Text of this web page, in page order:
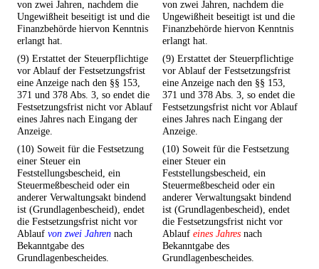
von zwei Jahren, nachdem die
Ungewißheit beseitigt ist und die
Finanzbehörde hiervon Kenntnis
erlangt hat.
von zwei Jahren, nachdem die
Ungewißheit beseitigt ist und die
Finanzbehörde hiervon Kenntnis
erlangt hat.
(9) Erstattet der Steuerpflichtige
vor Ablauf der Festsetzungsfrist
eine Anzeige nach den §§ 153,
371 und 378 Abs. 3, so endet die
Festsetzungsfrist nicht vor Ablauf
eines Jahres nach Eingang der
Anzeige.
(9) Erstattet der Steuerpflichtige
vor Ablauf der Festsetzungsfrist
eine Anzeige nach den §§ 153,
371 und 378 Abs. 3, so endet die
Festsetzungsfrist nicht vor Ablauf
eines Jahres nach Eingang der
Anzeige.
(10) Soweit für die Festsetzung
einer Steuer ein
Feststellungsbescheid, ein
Steuermeßbescheid oder ein
anderer Verwaltungsakt bindend
ist (Grundlagenbescheid), endet
die Festsetzungsfrist nicht vor
Ablauf von zwei Jahren nach
Bekanntgabe des
Grundlagenbescheides.
(10) Soweit für die Festsetzung
einer Steuer ein
Feststellungsbescheid, ein
Steuermeßbescheid oder ein
anderer Verwaltungsakt bindend
ist (Grundlagenbescheid), endet
die Festsetzungsfrist nicht vor
Ablauf eines Jahres nach
Bekanntgabe des
Grundlagenbescheides.